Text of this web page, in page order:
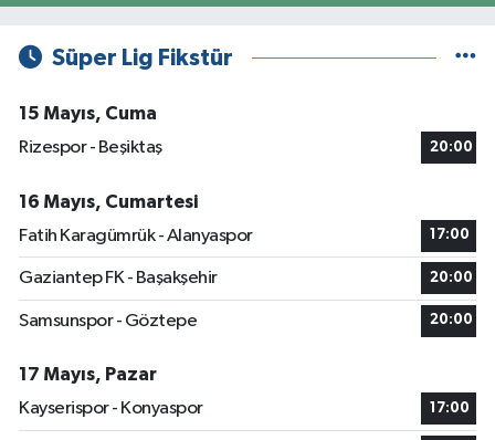
Süper Lig Fikstür
15 Mayıs, Cuma
Rizespor - Beşiktaş
20:00
16 Mayıs, Cumartesi
Fatih Karagümrük - Alanyaspor
17:00
Gaziantep FK - Başakşehir 20:00
Samsunspor - Göztepe 20:00
17 Mayıs, Pazar
Kayserispor - Konyaspor
17:00